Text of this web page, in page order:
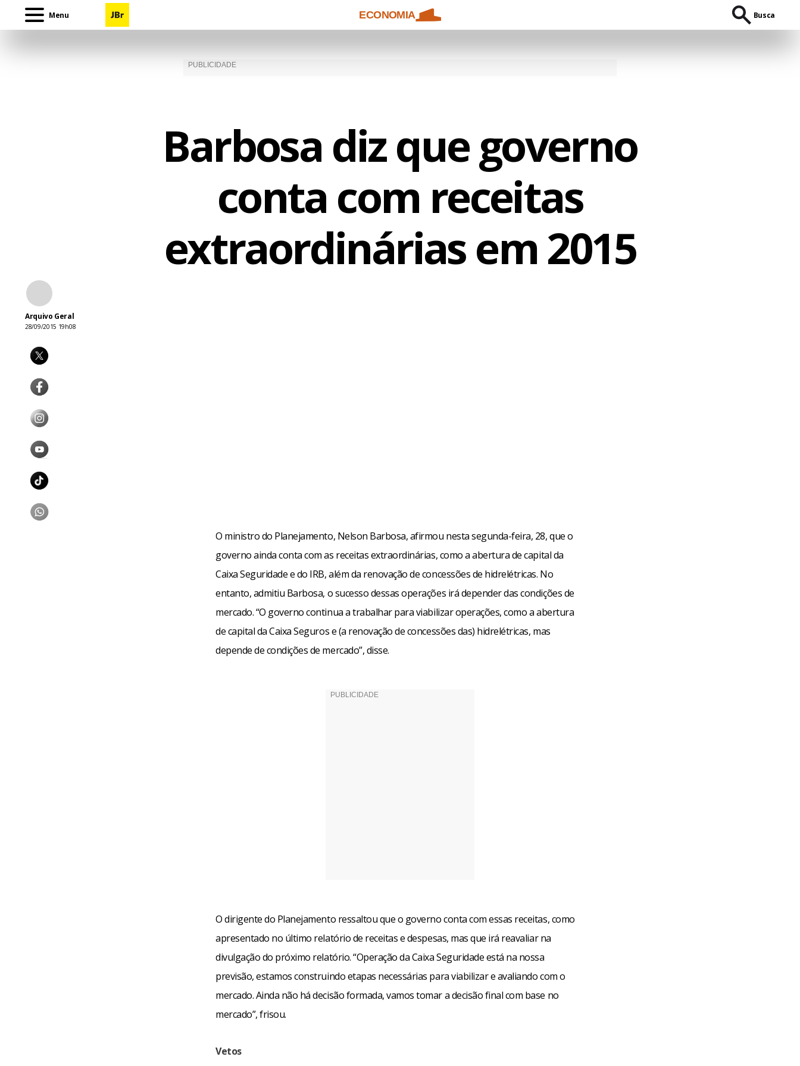
Menu ECONOMIA Busca
Barbosa diz que governo
conta com receitas
extraordinárias em 2015
Arquivo Geral
28/09/2015 19h08
O ministro do Planejamento, Nelson Barbosa, afirmou nesta segunda-feira, 28, que o
governo ainda conta com as receitas extraordinárias, como a abertura de capital da
Caixa Seguridade e do IRB, além da renovação de concessões de hidrelétricas. No
entanto, admitiu Barbosa, o sucesso dessas operações irá depender das condições de
mercado. “O governo continua a trabalhar para viabilizar operações, como a abertura
de capital da Caixa Seguros e (a renovação de concessões das) hidrelétricas, mas
depende de condições de mercado”, disse.
O dirigente do Planejamento ressaltou que o governo conta com essas receitas, como
apresentado no último relatório de receitas e despesas, mas que irá reavaliar na
divulgação do próximo relatório. “Operação da Caixa Seguridade está na nossa
previsão, estamos construindo etapas necessárias para viabilizar e avaliando com o
mercado. Ainda não há decisão formada, vamos tomar a decisão final com base no
mercado”, frisou.
Vetos